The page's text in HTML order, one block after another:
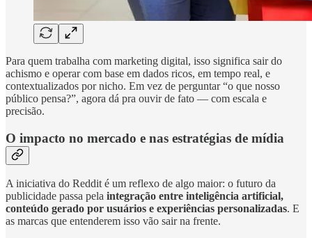
Para quem trabalha com marketing digital, isso significa sair do
achismo e operar com base em dados ricos, em tempo real, e
contextualizados por nicho. Em vez de perguntar “o que nosso
público pensa?”, agora dá pra ouvir de fato — com escala e
precisão.
O impacto no mercado e nas estratégias de mídia
A iniciativa do Reddit é um reflexo de algo maior: o futuro da
publicidade passa pela integração entre inteligência artificial,
conteúdo gerado por usuários e experiências personalizadas. E
as marcas que entenderem isso vão sair na frente.